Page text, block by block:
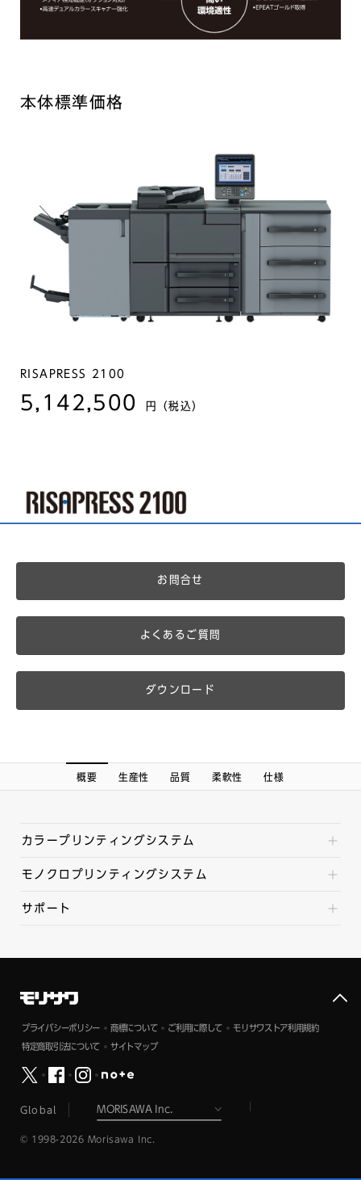
本体標準価格
RISAPRESS 2100
5,142,500 円（税込）
お問合せ
よくあるご質問
ダウンロード
概要 生産性 品質 柔軟性 仕様
カラープリンティングシステム
モノクロプリンティングシステム
サポート
プライバシーポリシー 商標について ご利用に際して モリサワストア利用規約
特定商取引法について サイトマップ
Global
© 1998-2026 Morisawa Inc.